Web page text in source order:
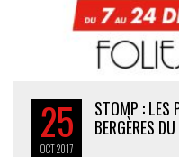
25
OCT2017
STOMP : LES
BERGÈRES